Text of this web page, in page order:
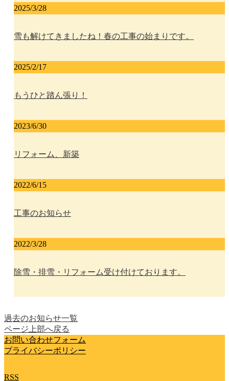
2025/3/28
雪も解けてきましたね！春の工事の始まりです。
2025/2/17
もうひと踏ん張り！
2023/6/30
リフォーム、新築
2022/6/15
工事のお知らせ
2022/3/28
除雪・排雪・リフォーム受け付けております。
過去のお知らせ一覧
ページ上部へ戻る
お問い合わせフォーム
プライバシーポリシー
RSS